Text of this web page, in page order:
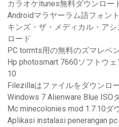
カラオケitunes無料ダウンロー
Androidマラヤーラム語フォン
キンズ・ザ・メディカル・ア
ロード
PC torrnts用の無料のズマレベ
Hp photosmart 7660ソフトウ
10
Filezillaはファイルをダウンロ
Windows 7 Alienware Blue ISO
Mc minecolonies mod 1.7.10ダ
Aplikasi instalasi penerangan